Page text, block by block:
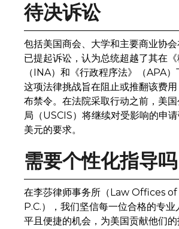
待决诉讼
包括美国商会、大学和主要商业协
已提起诉讼，认为总统超越了其在《
（INA）和《行政程序法》（APA
这项法律挑战旨在阻止或推翻该费
布禁令。在法院采取行动之前，美
局（USCIS）将继续对受影响的申
美元的要求。
需要个性化指导吗
在李莎律师事务所（Law Offices
P.C.），我们坚信每一位合格的专
平且便捷的机会，为美国贡献他们